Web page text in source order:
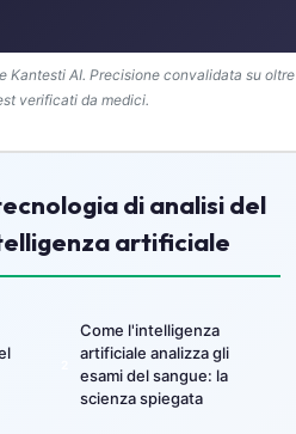
AI. Precisione convalidata su oltre
verificati da medici.
di analisi del
artificiale
Come l'intelligenza
artificiale analizza gli
esami del sangue: la
scienza spiegata